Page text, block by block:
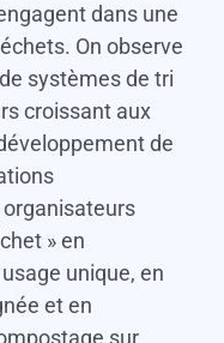
dans une
On observe
systèmes de tri
croissant aux
de
» en
unique, en
et en
sur